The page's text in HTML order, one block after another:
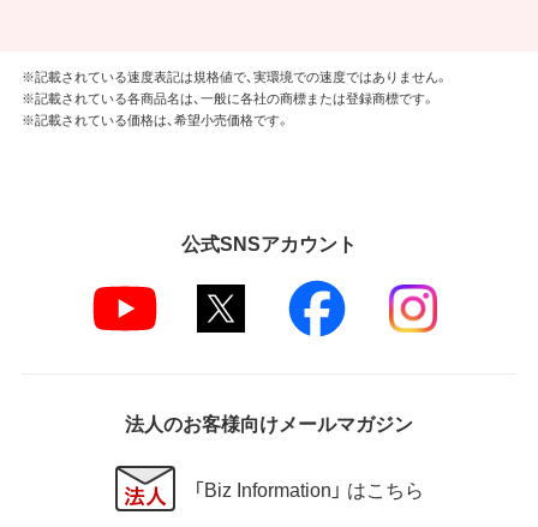
※記載されている速度表記は規格値で、実環境での速度ではありません。
※記載されている各商品名は、一般に各社の商標または登録商標です。
※記載されている価格は、希望小売価格です。
公式SNSアカウント
法人のお客様向けメールマガジン
「Biz Information」 はこちら